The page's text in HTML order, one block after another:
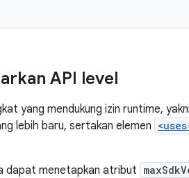
API level
yang mendukung izin runtime,
lebih baru, sertakan elemen
dapat menetapkan atribut